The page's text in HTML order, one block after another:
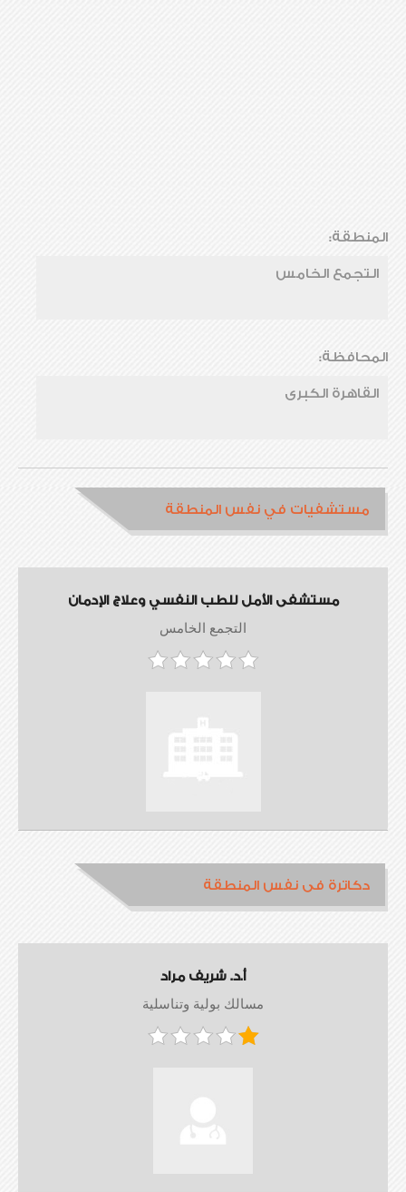
المنطقة:
التجمع الخامس
المحافظة:
القاهرة الكبرى
مستشفيات في نفس المنطقة
مستشفى الأمل للطب النفسي وعلاج الإدمان
التجمع الخامس
دكاترة فى نفس المنطقة
أ.د. شريف مراد
مسالك بولية وتناسلية